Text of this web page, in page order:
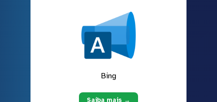
Bing
Saiba mais →